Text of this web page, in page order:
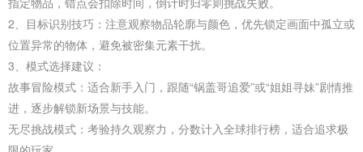
2、目标识别技巧‌：注意观察物品轮廓与颜色，优先锁定画面中孤立或
位置异常的物体，避免被密集元素干扰。
3、模式选择建议‌：
故事冒险模式‌：适合新手入门，跟随“锅盖哥追爱”或“姐姐寻妹”剧情推
进，逐步解锁新场景与技能。
无尽挑战模式‌：考验持久观察力，分数计入全球排行榜，适合追求极